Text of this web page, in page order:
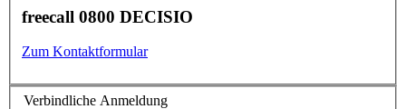
freecall 0800 DECISIO
Zum Kontaktformular
Verbindliche Anmeldung